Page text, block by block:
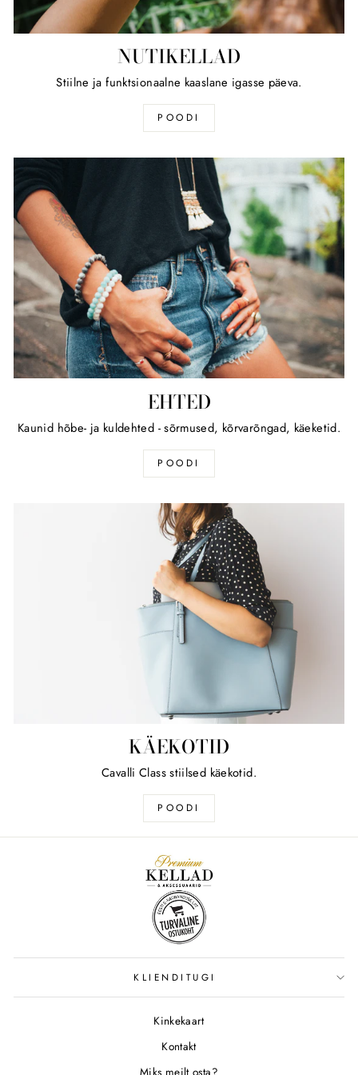
NUTIKELLAD
Stiilne ja funktsionaalne kaaslane igasse päeva.
POODI
EHTED
Kaunid hõbe- ja kuldehted - sõrmused, kõrvarõngad, käeketid.
POODI
KÄEKOTID
Cavalli Class stiilsed käekotid.
POODI
KLIENDITUGI
Kinkekaart
Kontakt